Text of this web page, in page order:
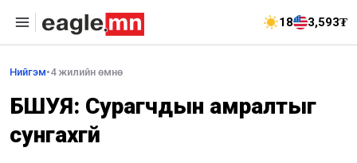
18 3,593₮
Нийгэм•4 жилийн өмнө
БШУЯ: Сурагчдын амралтыг
сунгахгүй